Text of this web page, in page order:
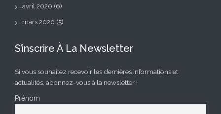
avril 2020 (6)
mars 2020 (5)
S’inscrire À La Newsletter
Si vous souhaitez recevoir les dernières informations et
actualités, abonnez-vous à la newsletter !
Prénom